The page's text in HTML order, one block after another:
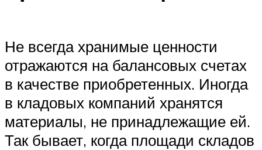
Не всегда хранимые ценности
отражаются на балансовых счетах
в качестве приобретенных. Иногда
в кладовых компаний хранятся
материалы, не принадлежащие ей.
Так бывает, когда площади складов